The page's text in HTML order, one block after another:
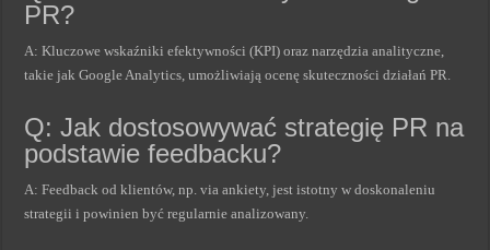
PR?
A: Kluczowe wskaźniki efektywności (KPI) oraz narzędzia analityczne,
takie jak Google Analytics, umożliwiają ocenę skuteczności działań PR.
Q: Jak dostosowywać strategię PR na
podstawie feedbacku?
A: Feedback od klientów, np. via ankiety, jest istotny w doskonaleniu
strategii i powinien być regularnie analizowany.